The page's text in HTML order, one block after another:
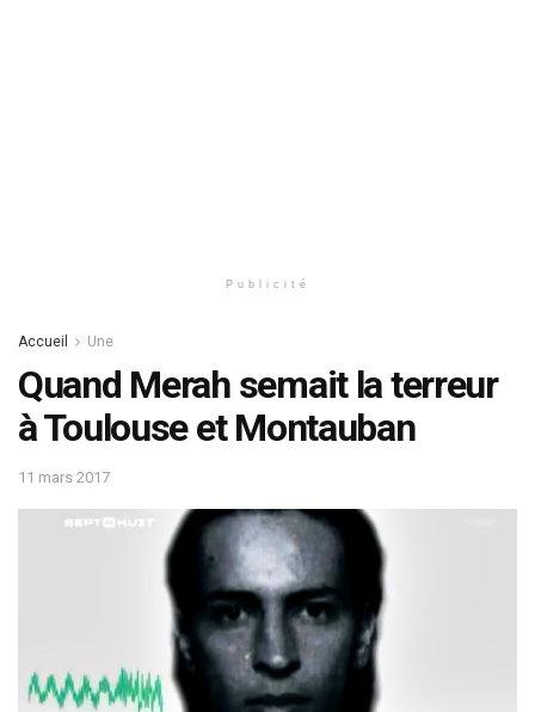
Publicité
Accueil Une
Quand Merah semait la terreur
à Toulouse et Montauban
11 mars 2017